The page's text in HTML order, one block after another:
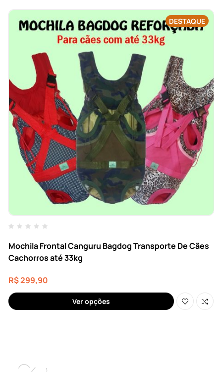
DESTAQUE
Mochila Frontal Canguru Bagdog Transporte De Cães
Cachorros até 33kg
R$299,90
Ver opções